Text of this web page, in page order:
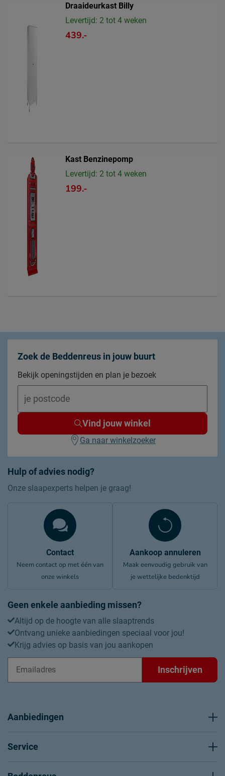
Draaideurkast Billy
Levertijd: 2 tot 4 weken
439.-
Kast Benzinepomp
Levertijd: 2 tot 4 weken
199.-
Hulp of advies nodig?
Onze slaapexperts helpen je graag!
Contact
Neem contact op met één van
onze winkels
Aankoop annuleren
Maak eenvoudig gebruik van
je wettelijke bedenktijd
Geen enkele aanbieding missen?
Altijd op de hoogte van alle slaaptrends
Ontvang unieke aanbiedingen speciaal voor jou!
Krijg advies op basis van jou aankopen
Inschrijven
Zoek de Beddenreus in jouw buurt
Bekijk openingstijden en plan je bezoek
Vind jouw winkel
Ga naar winkelzoeker
Aanbiedingen
Service